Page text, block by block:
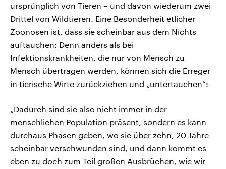
ursprünglich von Tieren – und davon wiederum zwei
Drittel von Wildtieren. Eine Besonderheit etlicher
Zoonosen ist, dass sie scheinbar aus dem Nichts
auftauchen: Denn anders als bei
Infektionskrankheiten, die nur von Mensch zu
Mensch übertragen werden, können sich die Erreger
in tierische Wirte zurückziehen und „untertauchen“:
„Dadurch sind sie also nicht immer in der
menschlichen Population präsent, sondern es kann
durchaus Phasen geben, wo sie über zehn, 20 Jahre
scheinbar verschwunden sind, und dann kommt es
eben zu doch zum Teil großen Ausbrüchen, wie wir